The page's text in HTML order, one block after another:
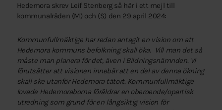
Hedemora skrev Leif Stenberg så här i ett mejl till
kommunalråden (M) och (S) den 29 april 2024:
Kommunfullmäktige har redan antagit en vision om att
Hedemora kommuns befolkning skall öka. Vill man det så
måste man planera för det, även i Bildningsnämnden. Vi
förutsätter att visionen innebär att en del av denna ökning
skall ske utanför Hedemora tätort. Kommunfullmäktige
lovade Hedemoraborna föräldrar en oberoende/opartisk
utredning som grund för en långsiktig vision för